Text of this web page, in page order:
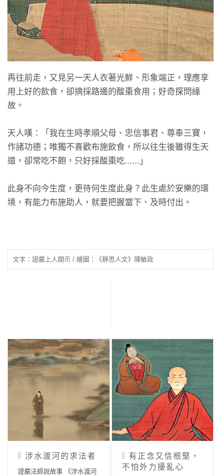
再往前走，又見另一天人衣著光鮮、形象端正，理應享
用上好的飲食，卻摘採路邊的酸棗食用；好奇探問緣
故。
天人嘆：「我在生時孝順父母、忠信事君、尊奉三寶，
作諸功德；唯獨不喜歡布施飲食，所以往生後雖得生天
道，卻常吃不飽，只好採酸棗吃......」
此身不向今生度，更待何生度此身？此生處於安樂的環
境，有能力布施助人，就要把握當下、及時付出。
文字：證嚴上人開示 / 繪圖：《靜思人文》陳敏政
涉水渡河的求法者
證嚴法師說故事 《涉水渡河
有正念又信根堅，
不怕外力擾亂心